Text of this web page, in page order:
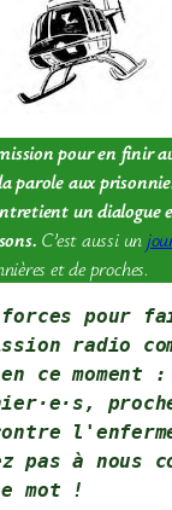
pour en finir
parole aux
un dialogue
C’est aussi un
et de proches.
forces pour
radio
ce moment :
pas à nous
mot !